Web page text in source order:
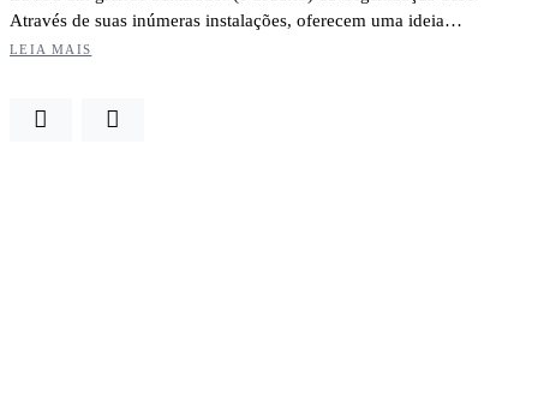
Através de suas inúmeras instalações, oferecem uma ideia…
LEIA MAIS